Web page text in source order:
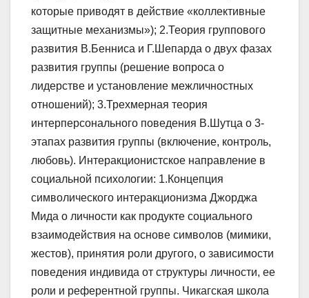
которые приводят в действие «коллективные
защитные механизмы»); 2.Теория группового
развития В.Бенниса и Г.Шепарда о двух фазах
развития группы (решение вопроса о
лидерстве и установление межличностных
отношений); 3.Трехмерная теория
интерперсонального поведения В.Шутца о 3-
этапах развития группы (включение, контроль,
любовь). Интеракционистское направление в
социальной психологии: 1.Концепция
символического интеракционизма Джорджа
Мида о личности как продукте социального
взаимодействия на основе символов (мимики,
жестов), принятия роли другого, о зависимости
поведения индивида от структуры личности, ее
роли и референтной группы. Чикагская школа